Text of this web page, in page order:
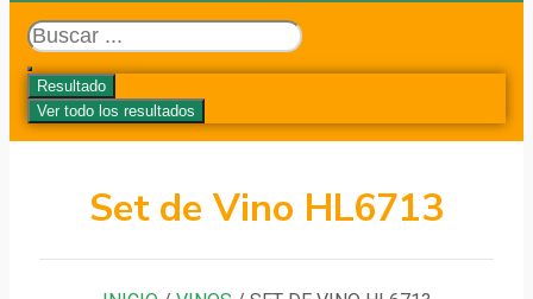
Search
...
Resultado
Ver todo los resultados
Set de Vino HL6713